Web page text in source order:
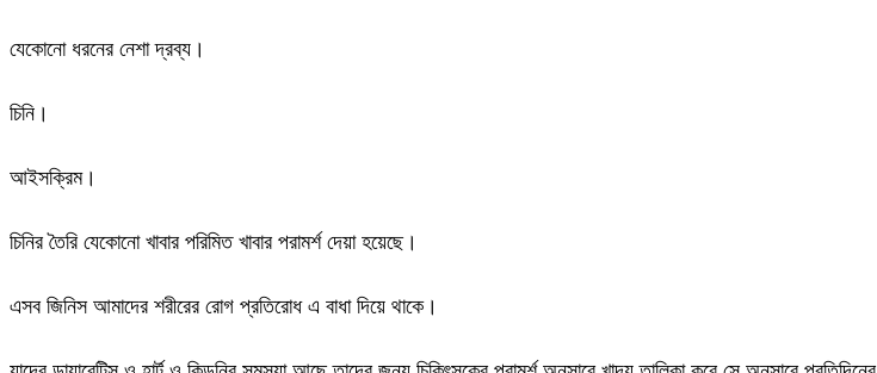
যেকোনো ধরনের নেশা দ্রব্য।
চিনি।
আইসক্রিম।
চিনির তৈরি যেকোনো খাবার পরিমিত খাবার পরামর্শ দেয়া হয়েছে।
এসব জিনিস আমাদের শরীরের রোগ প্রতিরোধ এ বাধা দিয়ে থাকে।